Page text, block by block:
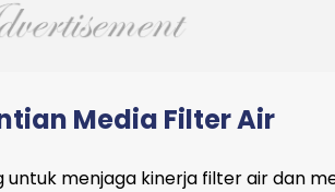
Media Filter Air
menjaga kinerja filter air dan